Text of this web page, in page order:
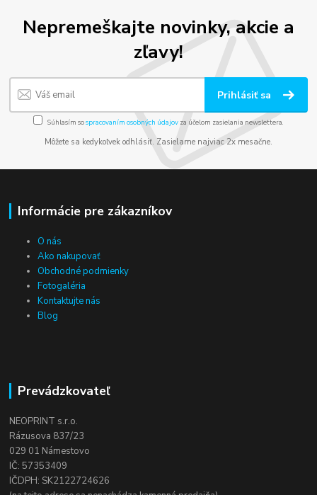
Nepremeškajte novinky, akcie a
zľavy!
Prihlásiť sa
Súhlasím sospracovaním osobných údajov za účelom zasielania newslettera.
Môžete sa kedykoľvek odhlásiť. Zasielame najviac 2x mesačne.
Informácie pre zákazníkov
O nás
Ako nakupovať
Obchodné podmienky
Fotogaléria
Kontaktujte nás
Blog
Prevádzkovateľ
NEOPRINT s.r.o.
Rázusova 837/23
029 01 Námestovo
IČ: 57353409
IČDPH: SK2122724626